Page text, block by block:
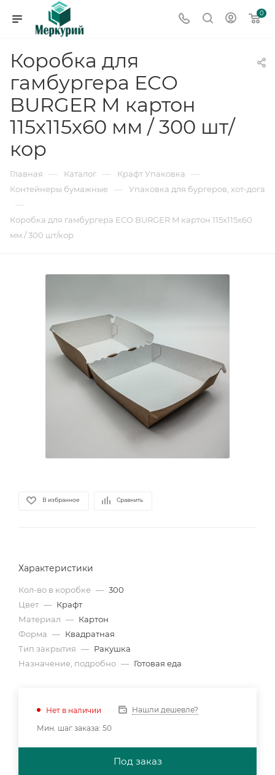
0
Коробка для
гамбургера ECO
BURGER M картон
115х115х60 мм / 300 шт/
кор
Главная — Каталог — Крафт Упаковка —
Контейнеры бумажные — Упаковка для бургеров, хот-дога
—
Коробка для гамбургера ECO BURGER M картон 115х115х60
мм / 300 шт/кор
В избранное Сравнить
Характеристики
Кол-во в коробке — 300
Цвет — Крафт
Материал — Картон
Форма — Квадратная
Тип закрытия — Ракушка
Назначение, подробно — Готовая еда
Нет в наличии
Нашли дешевле?
Мин. шаг заказа: 50
Под заказ